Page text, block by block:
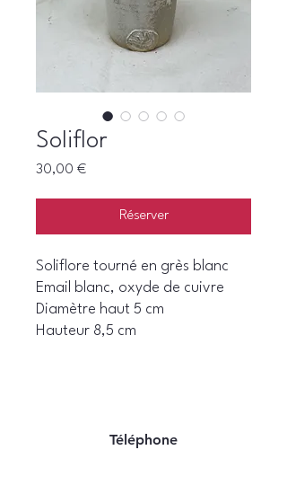
Soliflor
30,00 €Prix
Réserver
Soliflore tourné en grès blanc
Email blanc, oxyde de cuivre
Diamètre haut 5 cm
Hauteur 8,5 cm
Téléphone